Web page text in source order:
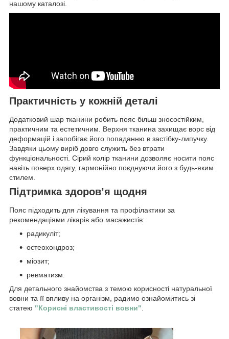
нашому каталозі.
Практичність у кожній деталі
Додатковий шар тканини робить пояс більш зносостійким,
практичним та естетичним. Верхня тканина захищає ворс від
деформацій і запобігає його попаданню в застібку-липучку.
Завдяки цьому виріб довго служить без втрати
функціональності. Сірий колір тканини дозволяє носити пояс
навіть поверх одягу, гармонійно поєднуючи його з будь-яким
стилем.
Підтримка здоров’я щодня
Пояс підходить для лікування та профілактики за
рекомендаціями лікарів або масажистів:
радикуліт;
остеохондроз;
міозит;
ревматизм.
Для детального знайомства з темою корисності натуральної
вовни та її впливу на організм, радимо ознайомитись зі
статею "Корисні властивості вовни"